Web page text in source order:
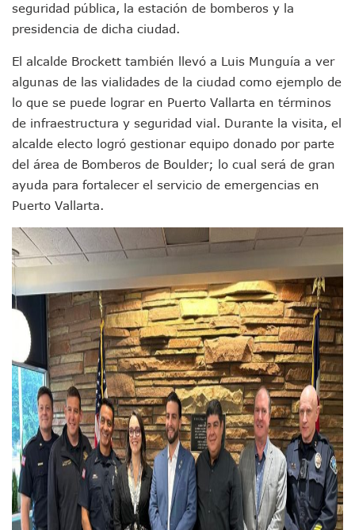
Ra Aguilar Acompaña A Cientos De Familias En Las
Oleaje Y Riesgo Por Cocodrilos Mantienen Restricciones
México Necesitaba 600 Mil Empleos; Solo Generó 262 Mil
Poderoso Terremoto Destruye Edificios Y Puentes En
Munguía Es El Sexto Mejor Alcalde De Jalisco, Según
ATM Incorpora 20 Nuevos Camiones Al Corredor Bahía
Colectivos Piden A Lemus Más Ministerios Públicos Para
Avenida Federación En Puerto Vallarta Registra 80% De
Caída De “El Mencho” Elevó Percepción De Inseguridad
Mercado Vallarta Incluye Reúne A Emprendedores Locales
Ayutla Bajo Investigación Tras Reporte De Posible
Maleza Crece En Camellones De La Principal Avenida
Lluvias E Inundaciones No Detienen El Transporte Público
Bruno Blancas Reúne A Especialistas Para Analizar La
Entregan Aparato Auditivo A Don Juan Ramírez En Puerto
Juan Carlos Castro Realiza Asamblea Informativa En La
Huracán En Formación Podría Generar Oleaje Elevado En
Viajar A Puerto Vallarta Este Verano Puede Costar Hasta
Buscan Reducir Riesgos Por Cocodrilos En Playas De
Plantean “Ley Don Juanito” Al Diputado Federal Bruno
Vecinos De La Playita Reciben A Juan Carlos Castro
Asesinan En Oaxaca Al Periodista Francisco Alejandro
Detienen A Cuatro Hombres Armados En Bucerías;
Yussara Canales Pide Transparencia Sobre Nuevo
Adultos Mayores De Ixtapa Tendrán Una “Casa De Día”
Mujeres Recorren Calles De Ixtapa Para Identificar
Bruno Blancas Convoca A Mesa De Análisis Para La
seguridad pública, la estación de bomberos y la
presidencia de dicha ciudad.
El alcalde Brockett también llevó a Luis Munguía a ver
algunas de las vialidades de la ciudad como ejemplo de
lo que se puede lograr en Puerto Vallarta en términos
de infraestructura y seguridad vial. Durante la visita, el
alcalde electo logró gestionar equipo donado por parte
del área de Bomberos de Boulder; lo cual será de gran
ayuda para fortalecer el servicio de emergencias en
Puerto Vallarta.